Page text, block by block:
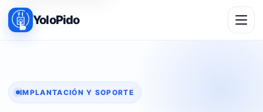
YoloPido
IMPLANTACIÓN Y SOPORTE